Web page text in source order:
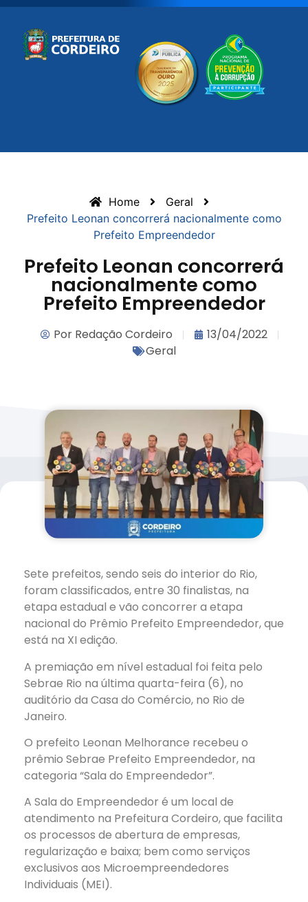
Home
Geral
Prefeito Leonan concorrerá nacionalmente como
Prefeito Empreendedor
Prefeito Leonan concorrerá
nacionalmente como
Prefeito Empreendedor
PorRedação Cordeiro
13/04/2022
Geral
Sete prefeitos, sendo seis do interior do Rio,
foram classificados, entre 30 finalistas, na
etapa estadual e vão concorrer a etapa
nacional do Prêmio Prefeito Empreendedor, que
está na XI edição.
A premiação em nível estadual foi feita pelo
Sebrae Rio na última quarta-feira (6), no
auditório da Casa do Comércio, no Rio de
Janeiro.
O prefeito Leonan Melhorance recebeu o
prêmio Sebrae Prefeito Empreendedor, na
categoria “Sala do Empreendedor”.
A Sala do Empreendedor é um local de
atendimento na Prefeitura Cordeiro, que facilita
os processos de abertura de empresas,
regularização e baixa; bem como serviços
exclusivos aos Microempreendedores
Individuais (MEI).